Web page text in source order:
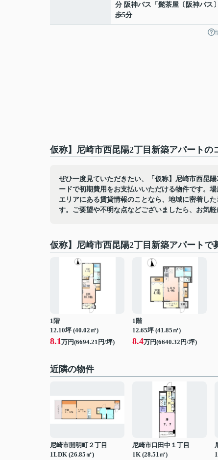
分 阪神バス「髭茶屋〔阪神バス
歩5分
仮称】尼崎市西昆陽2丁目新築アパートの
ぜひ一度見ていただきたい、「仮称】尼崎市西昆
ードで初期費用をお支払いいただける物件です。
エリアにある賃貸情報のことなら、地域に密着し
す。ご要望や不明な点などございましたら、お気軽
仮称】尼崎市西昆陽2丁目新築アパートで
1階
12.10坪 (40.02㎡)
8.1万円(6694.21円/坪)
1階
12.65坪 (41.85㎡)
8.4万円(6640.32円/坪)
近隣の物件
尼崎市開明町２丁目
1LDK (26.85㎡)
尼崎市口田中１丁目
1K (28.51㎡)